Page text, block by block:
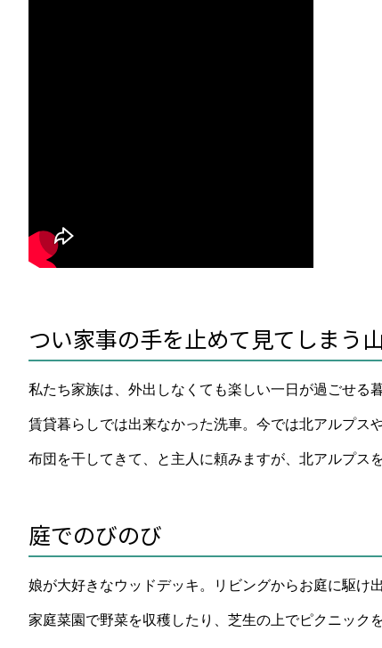
つい家事の手を止めて見てしまう
私たち家族は、外出しなくても楽しい一日が過ごせる
賃貸暮らしでは出来なかった洗車。今では北アルプス
布団を干してきて、と主人に頼みますが、北アルプス
庭でのびのび
娘が大好きなウッドデッキ。リビングからお庭に駆け
家庭菜園で野菜を収穫したり、芝生の上でピクニック